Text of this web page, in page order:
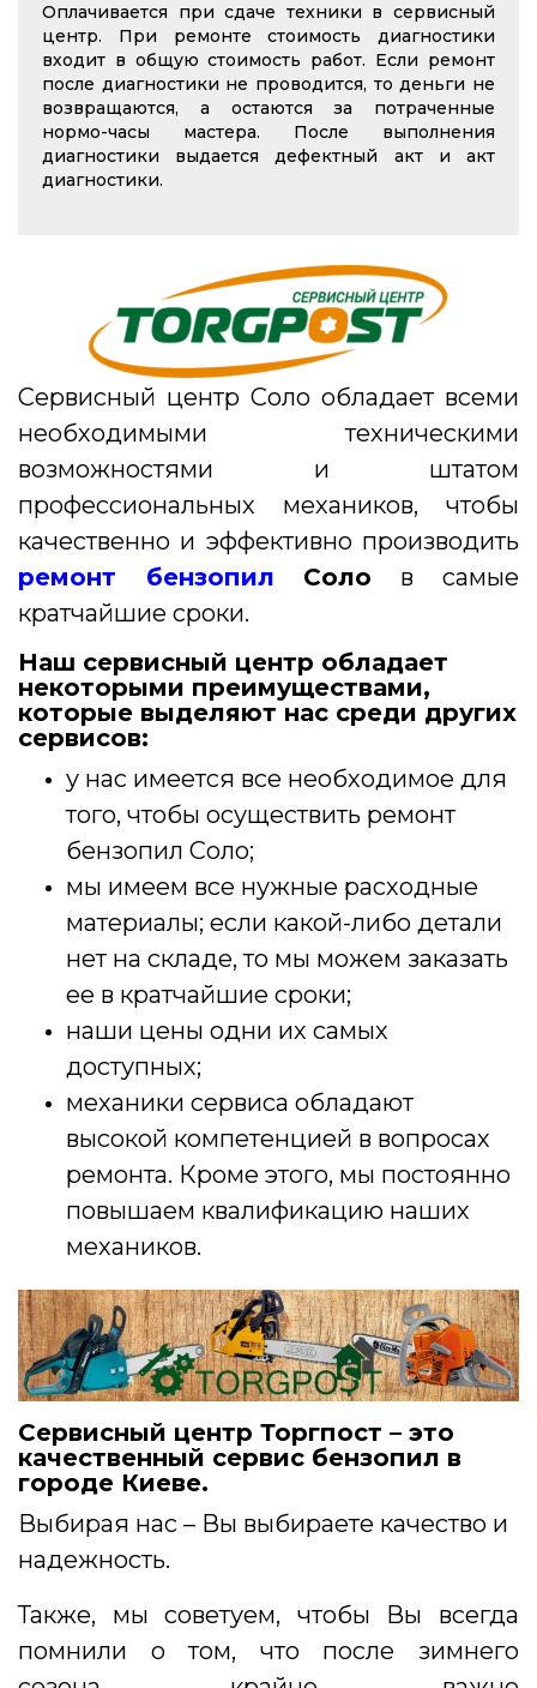
Сервисный центр Соло обладает всеми
необходимыми техническими
возможностями и штатом
профессиональных механиков, чтобы
качественно и эффективно производить
ремонт бензопил
Соло в самые
кратчайшие сроки.
Наш сервисный центр обладает
некоторыми преимуществами,
которые выделяют нас среди других
сервисов:
у нас имеется все необходимое для
того, чтобы осуществить ремонт
бензопил Соло;
мы имеем все нужные расходные
материалы; если какой-либо детали
нет на складе, то мы можем заказать
ее в кратчайшие сроки;
наши цены одни их самых
доступных;
механики сервиса обладают
высокой компетенцией в вопросах
ремонта. Кроме этого, мы постоянно
повышаем квалификацию наших
механиков.
Сервисный центр Торгпост – это
качественный сервис бензопил в
городе Киеве.
Выбирая нас – Вы выбираете качество и
надежность.
Также, мы советуем, чтобы Вы всегда
помнили о том, что после зимнего
Оплачивается при сдаче техники в сервисный
центр. При ремонте стоимость диагностики
входит в общую стоимость работ. Если ремонт
после диагностики не проводится, то деньги не
возвращаются, а остаются за потраченные
нормо-часы мастера. После выполнения
диагностики выдается дефектный акт и акт
диагностики.